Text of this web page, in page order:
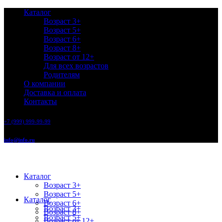
Каталог
Возраст 3+
Возраст 5+
Возраст 6+
Возраст 8+
Возраст от 12+
Для всех возрастов
Родителям
О компании
Доставка и оплата
Контакты
+7 (999) 999-99-99
info@info.ru
Каталог
Возраст 3+
Возраст 5+
Возраст 6+
Возраст 8+
Каталог
Возраст 3+
Возраст 5+